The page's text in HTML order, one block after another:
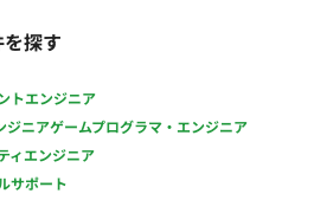
探す
トエンジニア
ジニアゲームプログラマ・エンジニア
ィエンジニア
サポート